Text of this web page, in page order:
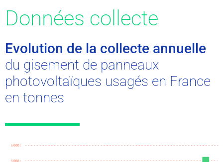
Données collecte
Evolution de la collecte annuelle
du gisement de panneaux
photovoltaïques usagés en France
en tonnes